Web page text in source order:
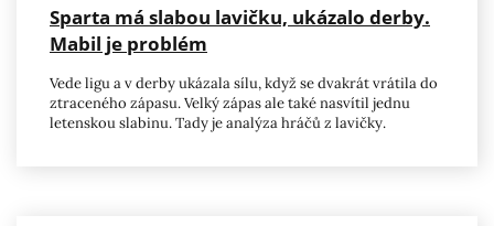
Sparta má slabou lavičku, ukázalo derby.
Mabil je problém
Vede ligu a v derby ukázala sílu, když se dvakrát vrátila do
ztraceného zápasu. Velký zápas ale také nasvítil jednu
letenskou slabinu. Tady je analýza hráčů z lavičky.